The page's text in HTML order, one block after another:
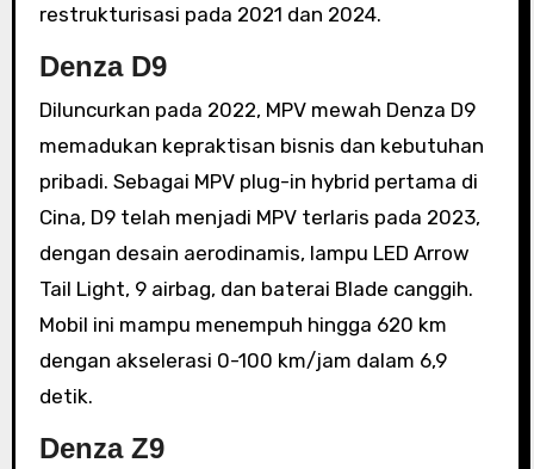
restrukturisasi pada 2021 dan 2024.
Denza D9
Diluncurkan pada 2022, MPV mewah Denza D9
memadukan kepraktisan bisnis dan kebutuhan
pribadi. Sebagai MPV plug-in hybrid pertama di
Cina, D9 telah menjadi MPV terlaris pada 2023,
dengan desain aerodinamis, lampu LED Arrow
Tail Light, 9 airbag, dan baterai Blade canggih.
Mobil ini mampu menempuh hingga 620 km
dengan akselerasi 0-100 km/jam dalam 6,9
detik.
Denza Z9